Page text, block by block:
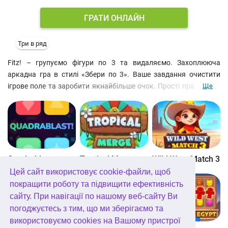
Цей сайт використовує cookie-файли, щоб
покращити роботу та підвищити ефективність
сайту. При навігації по нашому веб-сайту Ви
погоджуєтесь з тим, що ми зберігаємо та
використовуємо cookies на Вашому пристрої
ГРАТИ ОНЛАЙН
Три в ряд
Fitz! – групуємо фігури по 3 та видаляємо. Захоплююча
аркадна гра в стилі «Збери по 3». Ваше завдання очистити
ігрове поле та заробити якнайбільше очок. Прості правила та
часу. А можливість змагатися з гравцями в інтернеті робить
цю гру поза конкуренцією.
Ще
Quadrablast Tropical Merge Wild West Match 3